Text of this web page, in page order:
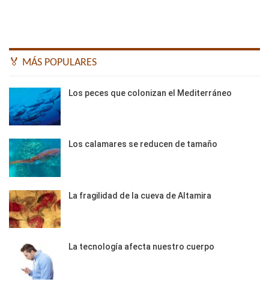
🏅 MÁS POPULARES
Los peces que colonizan el Mediterráneo
Los calamares se reducen de tamaño
La fragilidad de la cueva de Altamira
La tecnología afecta nuestro cuerpo